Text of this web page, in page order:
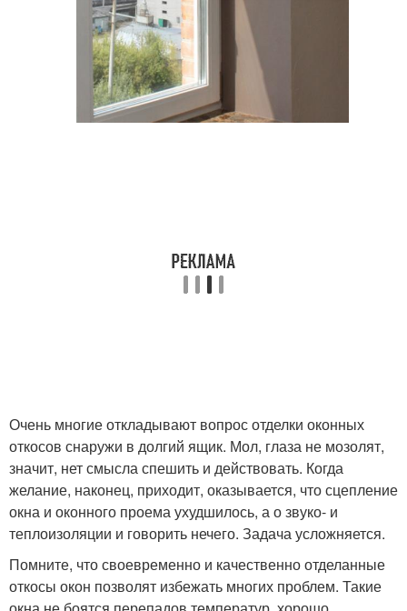
Очень многие откладывают вопрос отделки оконных
откосов снаружи в долгий ящик. Мол, глаза не мозолят,
значит, нет смысла спешить и действовать. Когда
желание, наконец, приходит, оказывается, что сцепление
окна и оконного проема ухудшилось, а о звуко- и
теплоизоляции и говорить нечего. Задача усложняется.
Помните, что своевременно и качественно отделанные
откосы окон позволят избежать многих проблем. Такие